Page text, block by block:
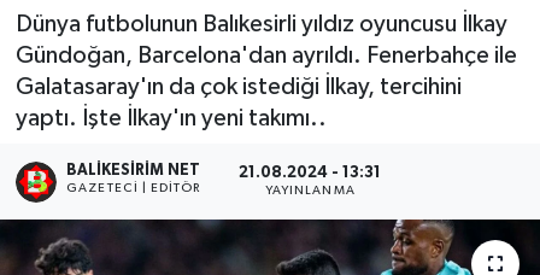
Dünya futbolunun Balıkesirli yıldız oyuncusu İlkay
Gündoğan, Barcelona'dan ayrıldı. Fenerbahçe ile
Galatasaray'ın da çok istediği İlkay, tercihini
yaptı. İşte İlkay'ın yeni takımı..
BALIKESIRIM NET
GAZETECI | EDITÖR
21.08.2024 - 13:31
YAYINLANMA